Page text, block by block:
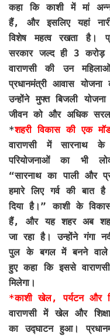
कहा कि काशी में मां
हैं, और इसलिए यहां
विशेष महत्व रखता है।
सरकार जल्द ही 3
वाराणसी की उन
प्रधानमंत्री आवास
उन्होंने मुफ्त बिजली
जीवन को और अधिक सरल
*शहरी विकास की एक
वाराणसी में सारनाथ
परियोजनाओं का भी
“सारनाथ का पाली और
हमारे लिए गर्व की बात है
दिया है।” काशी के
हैं, और यह शहर अब
जा रहा है। उन्होंने गंगा
पुल के बगल में बनने वाले
हुए कहा कि इससे
मिलेगा।
*काशी खेल, पर्यटन और
वाराणसी में खेल और
का उद्घाटन हुआ।